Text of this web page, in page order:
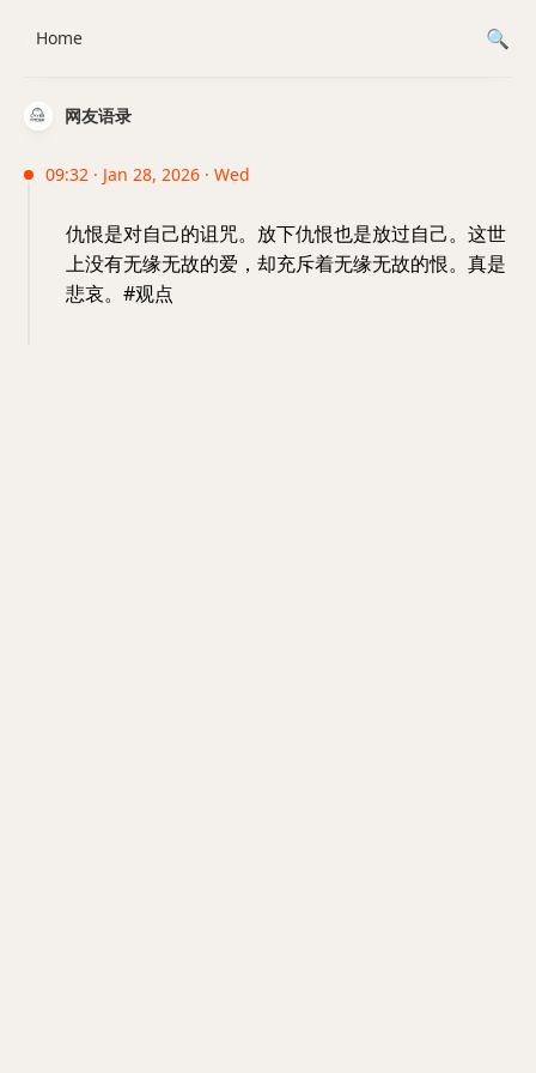
网友语录
09:32 · Jan 28, 2026 · Wed
仇恨是对自己的诅咒。放下仇恨也是放过自己。这世
上没有无缘无故的爱，却充斥着无缘无故的恨。真是
悲哀。#观点
Home